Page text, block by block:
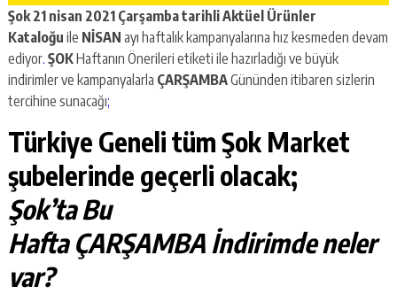
Şok 21 nisan 2021 Çarşambatarihli Aktüel Ürünler
Kataloğu ile NİSAN ayı haftalık kampanyalarına hız kesmeden devam
ediyor. ŞOKHaftanın Önerileri etiketi ile hazırladığı ve büyük
indirimler ve kampanyalarla ÇARŞAMBAGününden itibaren sizlerin
tercihine sunacağı;
Türkiye Geneli tüm Şok Market
şubelerinde geçerli olacak;
Şok’ta Bu
Hafta ÇARŞAMBA İndirimde neler
var?